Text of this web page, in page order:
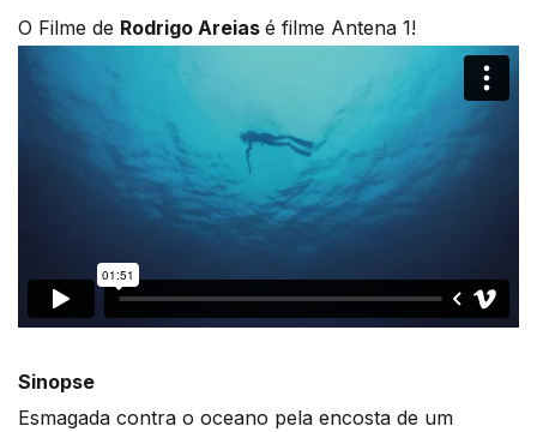
O Filme de Rodrigo Areias é filme Antena 1!
Sinopse
Esmagada contra o oceano pela encosta de um